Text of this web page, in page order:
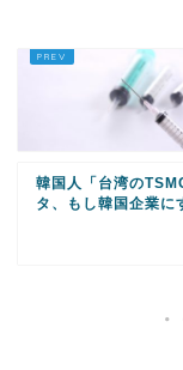
韓国人「台湾の
タ、もし韓国企業に